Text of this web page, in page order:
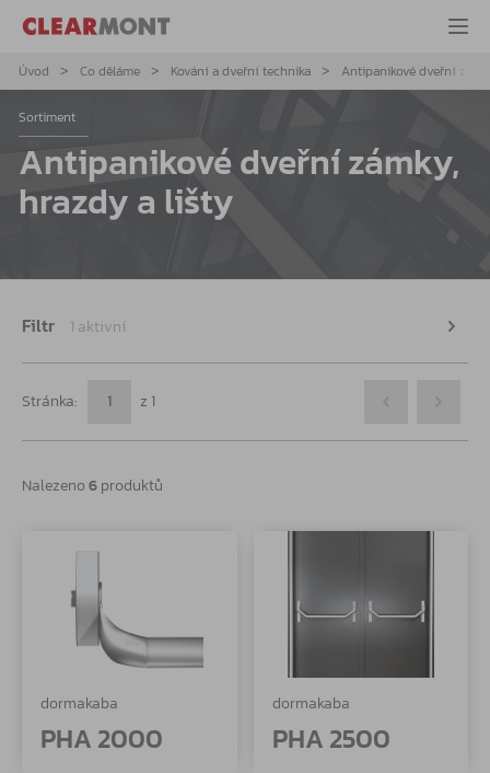
Úvod Co děláme Kování a dveřní technika Antipanikové dveřní
Sortiment
Antipanikové dveřní zámky,
hrazdy a lišty
Filtr 1 aktivní
Nalezeno6produktů
Stránka: z 1
dormakaba
PHA 2000
dormakaba
PHA 2500